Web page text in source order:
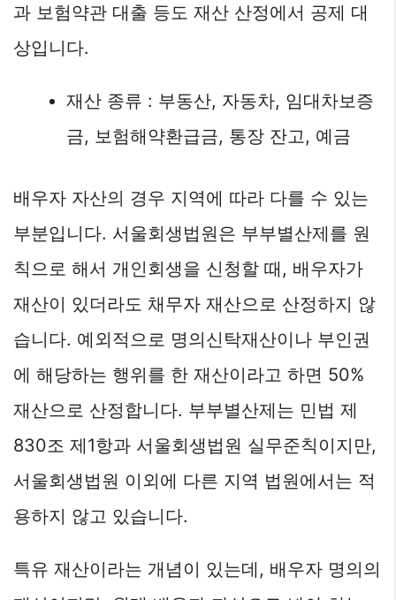
과 보험약관 대출 등도 재산 산정에서 공제 대
상입니다.
재산 종류 : 부동산, 자동차, 임대차보증
금, 보험해약환급금, 통장 잔고, 예금
배우자 자산의 경우 지역에 따라 다를 수 있는
부분입니다. 서울회생법원은 부부별산제를 원
칙으로 해서 개인회생을 신청할 때, 배우자가
재산이 있더라도 채무자 재산으로 산정하지 않
습니다. 예외적으로 명의신탁재산이나 부인권
에 해당하는 행위를 한 재산이라고 하면 50%
재산으로 산정합니다. 부부별산제는 민법 제
830조 제1항과 서울회생법원 실무준칙이지만,
서울회생법원 이외에 다른 지역 법원에서는 적
용하지 않고 있습니다.
특유 재산이라는 개념이 있는데, 배우자 명의의